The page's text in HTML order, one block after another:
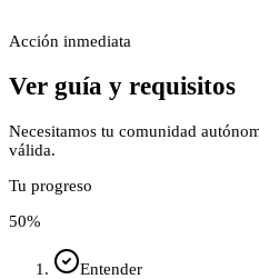
Acción inmediata
Ver guía y requisitos
Necesitamos tu comunidad
válida.
Tu progreso
50%
Entender